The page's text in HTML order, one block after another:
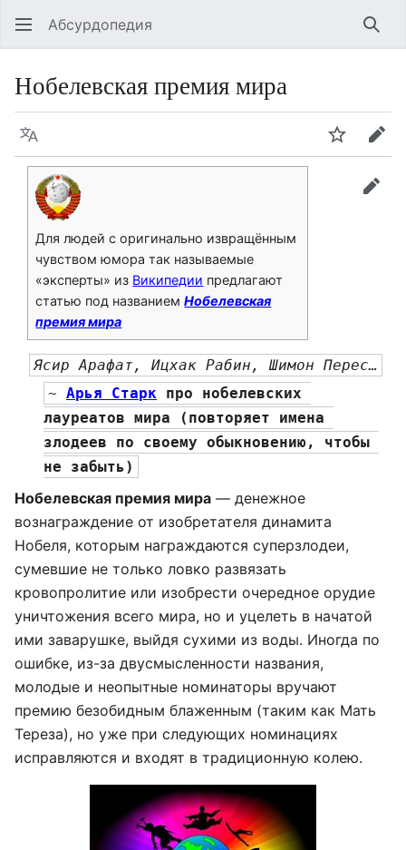
Абсурдопедия
Нобелевская премия мира
Язык
Для людей с оригинально извращённым
чувством юмора так называемые
«эксперты» из Википедии предлагают
статью под названиемНобелевская
премия мира
Ясир Арафат, Ицхак Рабин, Шимон Перес…
~ Арья Старк про нобелевских
лауреатов мира (повторяет имена
злодеев по своему обыкновению, чтобы
не забыть)
Нобелевская премия мира — денежное
вознаграждение от изобретателя динамита
Нобеля, которым награждаются суперзлодеи,
сумевшие не только ловко развязать
кровопролитие или изобрести очередное орудие
уничтожения всего мира, но и уцелеть в начатой
ими заварушке, выйдя сухими из воды. Иногда по
ошибке, из-за двусмысленности названия,
молодые и неопытные номинаторы вручают
премию безобидным блаженным (таким как Мать
Тереза), но уже при следующих номинациях
исправляются и входят в традиционную колею.